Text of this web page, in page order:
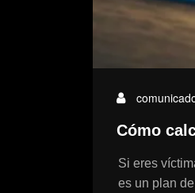
Cómo
Si eres
es un plan